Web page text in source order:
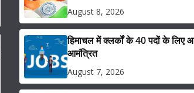
August 8, 2026
हिमाचल में क्लर्कों के 40 पदों के लिए
आमंत्रित
August 7, 2026